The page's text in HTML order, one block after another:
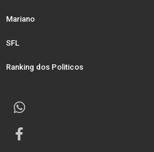
Mariano
SFL
Ranking dos Politicos